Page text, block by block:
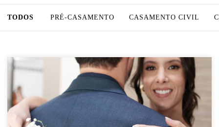
TODOS PRÉ-CASAMENTO CASAMENTO CIVIL